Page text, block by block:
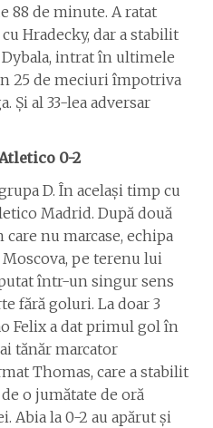
88 de minute. A ratat
Hradecky, dar a stabilit
intrat în ultimele
25 de meciuri împotriva
Și al 33-lea adversar
0-2
D. În același timp cu
Madrid. După două
nu marcase, echipa
pe terenu lui
într-un singur sens
fără goluri. La doar 3
Felix a dat primul gol în
tănăr marcator
Thomas, care a stabilit
o jumătate de oră
Abia la 0-2 au apărut și